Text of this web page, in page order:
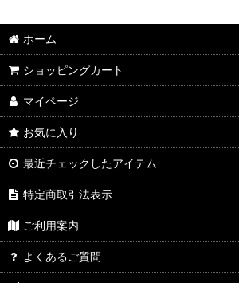
ホーム
ショッピングカート
マイページ
お気に入り
最近チェックしたアイテム
特定商取引法表示
ご利用案内
よくあるご質問